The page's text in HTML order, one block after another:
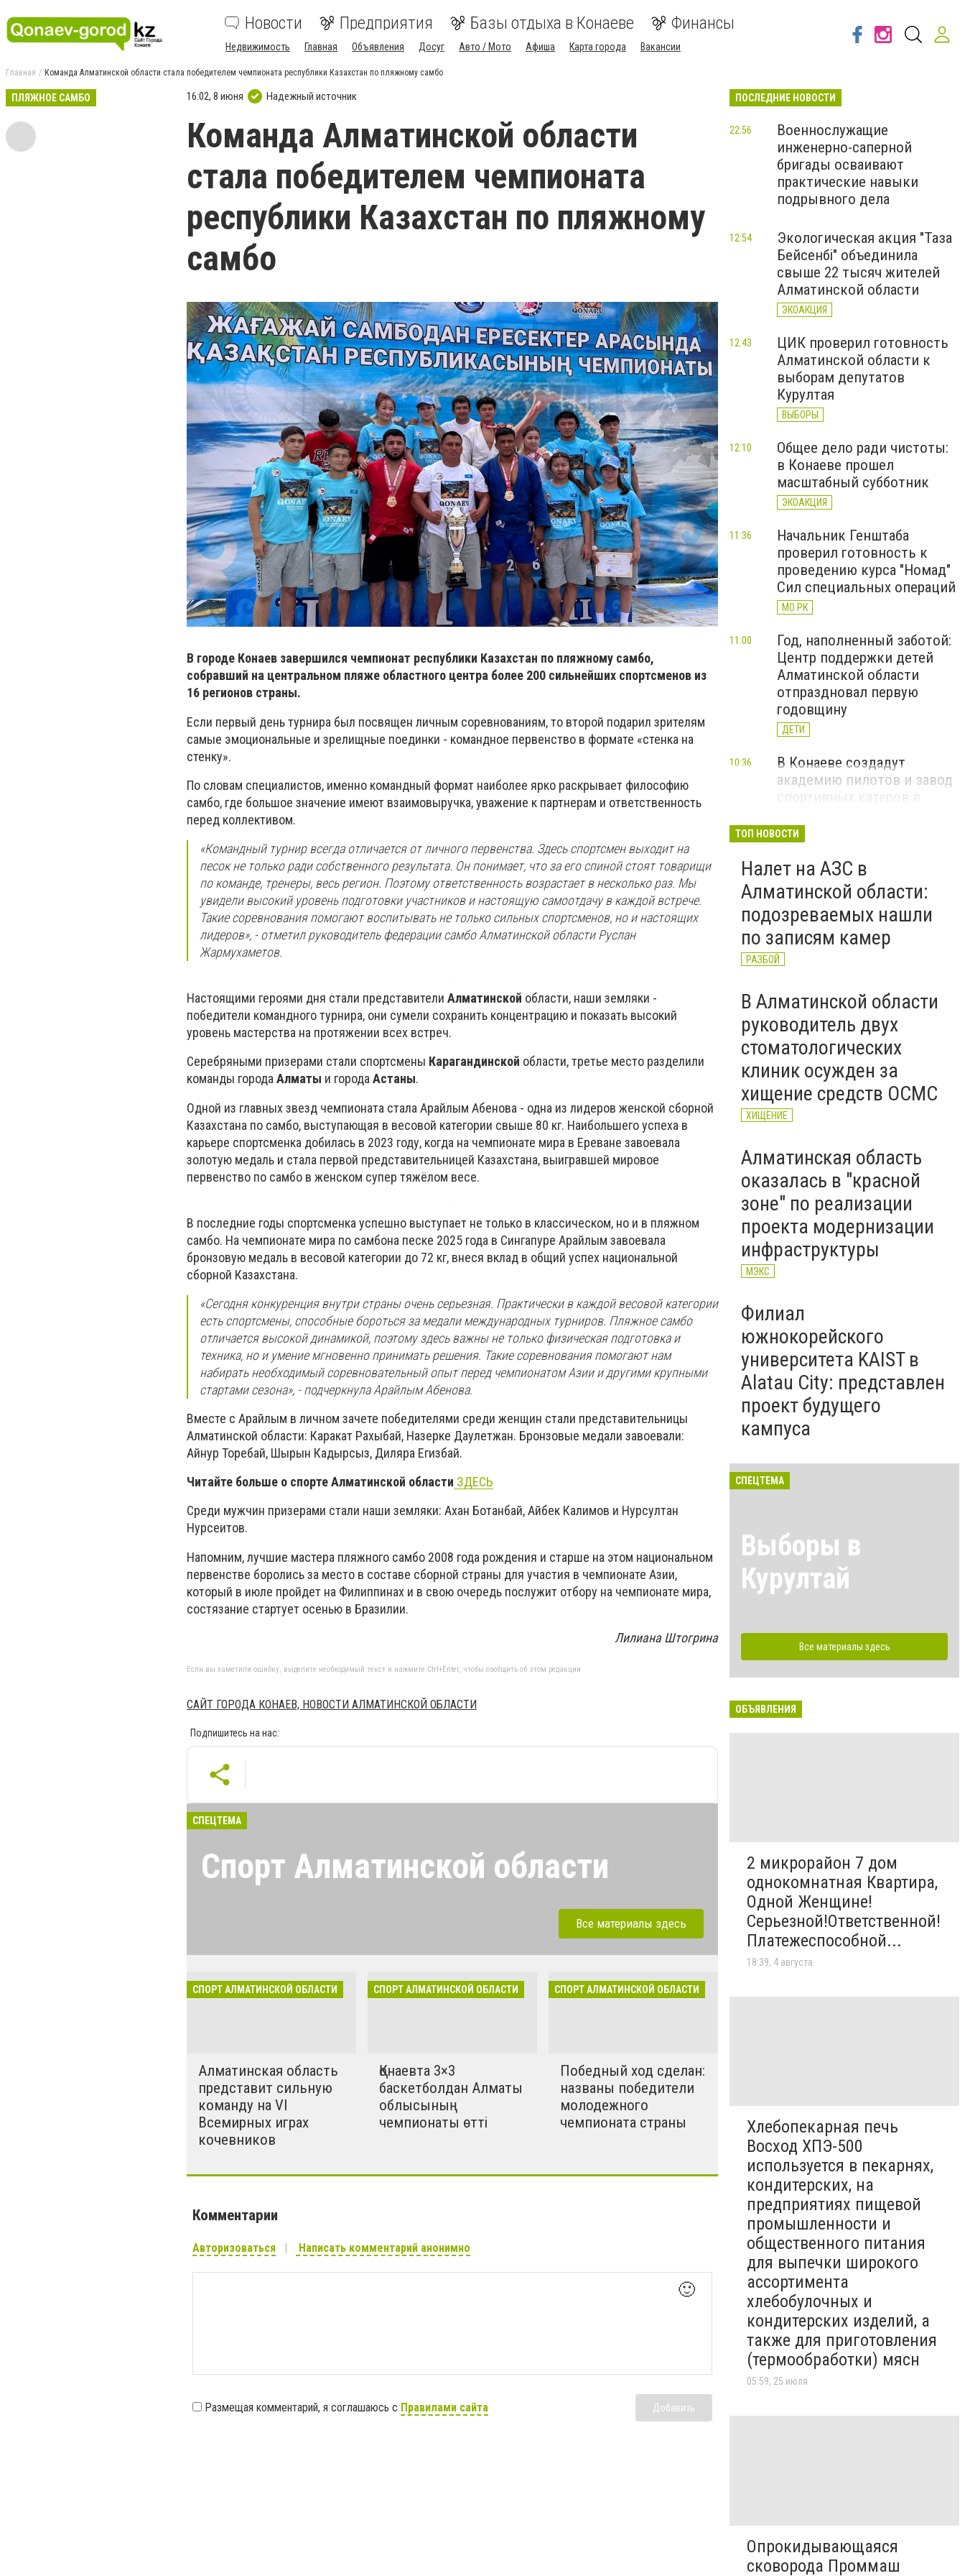
Новости Предприятия Базы отдыха в Конаеве Финансы
Недвижимость Главная Объявления Досуг Авто / Мото Афиша Карта города Вакансии
Главная Команда Алматинской области стала победителем чемпионата республики Казахстан по пляжному самбо
ПЛЯЖНОЕ САМБО 16:02, 8 июня Надежный источник
Команда Алматинской области
стала победителем чемпионата
республики Казахстан по пляжному
самбо
В городе Конаев завершился чемпионат республики Казахстан по пляжному самбо,
собравший на центральном пляже областного центра более 200 сильнейших спортсменов из
16 регионов страны.
Если первый день турнира был посвящен личным соревнованиям, то второй подарил зрителям
самые эмоциональные и зрелищные поединки - командное первенство в формате «стенка на
стенку».
По словам специалистов, именно командный формат наиболее ярко раскрывает философию
самбо, где большое значение имеют взаимовыручка, уважение к партнерам и ответственность
перед коллективом.
«Командный турнир всегда отличается от личного первенства. Здесь спортсмен выходит на
песок не только ради собственного результата. Он понимает, что за его спиной стоят товарищи
по команде, тренеры, весь регион. Поэтому ответственность возрастает в несколько раз. Мы
увидели высокий уровень подготовки участников и настоящую самоотдачу в каждой встрече.
Такие соревнования помогают воспитывать не только сильных спортсменов, но и настоящих
лидеров», - отметил руководитель федерации самбо Алматинской области Руслан
Жармухаметов.
Настоящими героями дня стали представители Алматинской области, наши земляки -
победители командного турнира, они сумели сохранить концентрацию и показать высокий
уровень мастерства на протяжении всех встреч.
Серебряными призерами стали спортсмены Карагандинской области, третье место разделили
команды городаАлматы и городаАстаны.
Одной из главных звезд чемпионата стала Арайлым Абенова - одна из лидеров женской сборной
Казахстана по самбо, выступающая в весовой категории свыше 80 кг. Наибольшего успеха в
карьере спортсменка добилась в 2023 году, когда на чемпионате мира в Ереване завоевала
золотую медаль и стала первой представительницей Казахстана, выигравшей мировое
первенство по самбо в женском супер тяжёлом весе.
В последние годы спортсменка успешно выступает не только в классическом, но и в пляжном
самбо. На чемпионате мира по самбона песке 2025 года в Сингапуре Арайлым завоевала
бронзовую медаль в весовой категории до 72 кг, внеся вклад в общий успех национальной
сборной Казахстана.
«Сегодня конкуренция внутри страны очень серьезная. Практически в каждой весовой категории
есть спортсмены, способные бороться за медали международных турниров. Пляжное самбо
отличается высокой динамикой, поэтому здесь важны не только физическая подготовка и
техника, но и умение мгновенно принимать решения. Такие соревнования помогают нам
набирать необходимый соревновательный опыт перед чемпионатом Азии и другими крупными
стартами сезона», - подчеркнула Арайлым Абенова.
Вместе с Арайлым в личном зачете победителями среди женщин стали представительницы
Алматинской области: Каракат Рахыбай, Назерке Даулетжан. Бронзовые медали завоевали:
Айнур Торебай, Шырын Кадырсыз, Диляра Егизбай.
Читайте больше о спорте Алматинской области ЗДЕСЬ
Среди мужчин призерами стали наши земляки: Ахан Ботанбай, Айбек Калимов и Нурсултан
Нурсеитов.
Напомним, лучшие мастера пляжного самбо 2008 года рождения и старше на этом национальном
первенстве боролись за место в составе сборной страны для участия в чемпионате Азии,
который в июле пройдет на Филиппинах и в свою очередь послужит отбору на чемпионате мира,
состязание стартует осенью в Бразилии.
Лилиана Штогрина
Если вы заметили ошибку, выделите необходимый текст и нажмите Ctrl+Enter, чтобы сообщить об этом редакции
САЙТ ГОРОДА КОНАЕВ, НОВОСТИ АЛМАТИНСКОЙ ОБЛАСТИ
Подпишитесь на нас:
СПЕЦТЕМА
Спорт Алматинской области
спорта в регионе.
Все материалы здесь
СПОРТ АЛМАТИНСКОЙ ОБЛАСТИ
Алматинская область
представит сильную
команду на VI
Всемирных играх
кочевников
СПОРТ АЛМАТИНСКОЙ ОБЛАСТИ
Қонаевта 3×3
баскетболдан Алматы
облысының
чемпионаты өтті
СПОРТ АЛМАТИНСКОЙ ОБЛАСТИ
Победный ход сделан:
названы победители
молодежного
чемпионата страны
Комментарии
Авторизоваться Написать комментарий анонимно
🙂
Размещая комментарий, я соглашаюсь с Правилами сайта Добавить
ПОСЛЕДНИЕ НОВОСТИ
Военнослужащие
инженерно-саперной
бригады осваивают
практические навыки
подрывного дела
22:56
Экологическая акция "Таза
Бейсенбі" объединила
свыше 22 тысяч жителей
Алматинской области
ЭКОАКЦИЯ
12:54
ЦИК проверил готовность
Алматинской области к
выборам депутатов
Курултая
ВЫБОРЫ
12:43
Общее дело ради чистоты:
в Конаеве прошел
масштабный субботник
ЭКОАКЦИЯ
12:10
Начальник Генштаба
проверил готовность к
проведению курса "Номад"
Сил специальных операций
МО РК
11:36
Год, наполненный заботой:
Центр поддержки детей
Алматинской области
отпраздновал первую
годовщину
ДЕТИ
11:00
В Конаеве создадут
академию пилотов и завод
спортивных катеров в
H2O
10:36
В Алатау планируют
реализовать пилотный
проект по производству
"зеленого" авиатоплива
НОВОСТИ КОМПАНИЙ
11:56
5 августа
ТОП НОВОСТИ
Налет на АЗС в
Алматинской области:
подозреваемых нашли
по записям камер
РАЗБОЙ
В Алматинской области
руководитель двух
стоматологических
клиник осужден за
хищение средств ОСМС
ХИЩЕНИЕ
Алматинская область
оказалась в "красной
зоне" по реализации
проекта модернизации
инфраструктуры
МЭКС
Филиал
южнокорейского
университета KAIST в
Alatau City: представлен
проект будущего
кампуса
СПЕЦТЕМА
Выборы в
Курултай
Все материалы здесь
ОБЪЯВЛЕНИЯ
2 микрорайон 7 дом
однокомнатная Квартира,
Одной Женщине!
Серьезной!Ответственной!
Платежеспособной...
18:39, 4 августа
Хлебопекарная печь
Восход ХПЭ-500
используется в пекарнях,
кондитерских, на
предприятиях пищевой
промышленности и
общественного питания
для выпечки широкого
ассортимента
хлебобулочных и
кондитерских изделий, а
также для приготовления
(термообработки) мясн
05:59, 25 июля
Опрокидывающаяся
сковорода Проммаш